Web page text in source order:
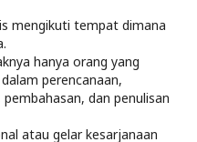
mengikuti tempat dimana
hanya orang yang
perencanaan,
dan penulisan
atau gelar kesarjanaan